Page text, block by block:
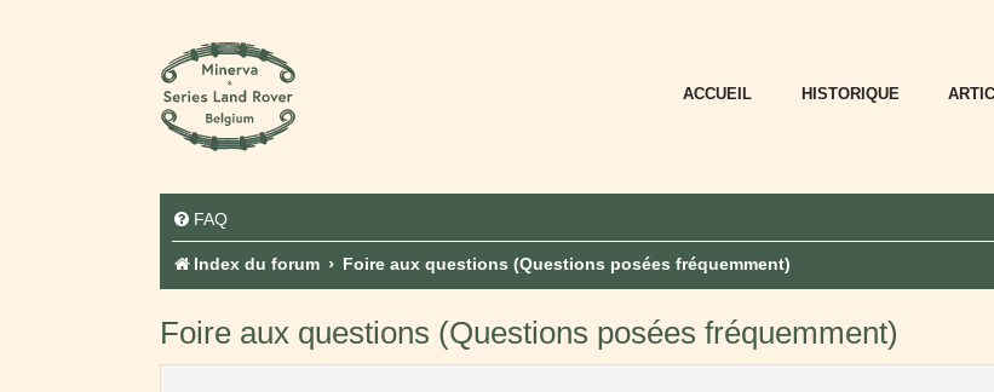
ACCUEIL HISTORIQUE
FAQ
Index du forum Foire aux questions (Questions posées fréquemment)
Foire aux questions (Questions posées fréquemment)